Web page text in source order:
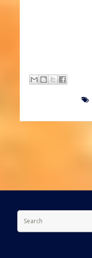
Search for: